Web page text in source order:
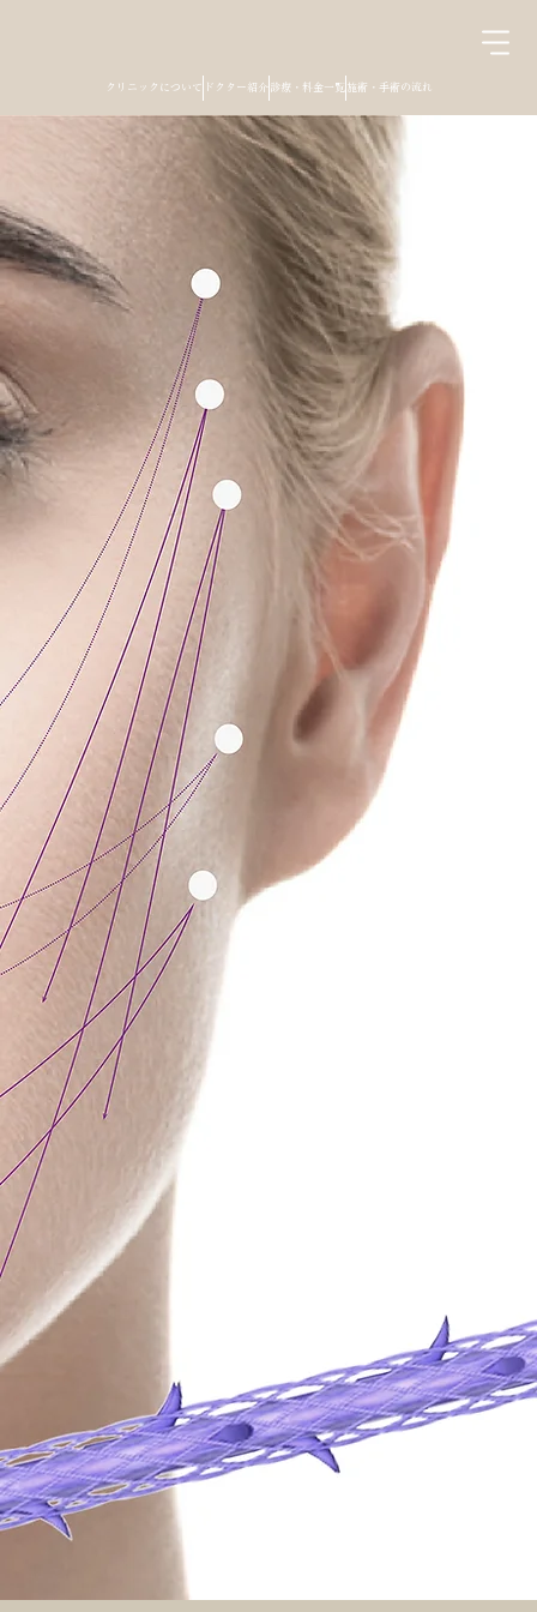
クリニックについて ドクター紹介 診療・料金一覧 施術・手術の流れ